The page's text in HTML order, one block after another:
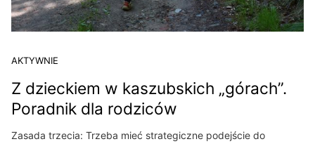
AKTYWNIE
Z dzieckiem w kaszubskich „górach”.
Poradnik dla rodziców
Zasada trzecia: Trzeba mieć strategiczne podejście do